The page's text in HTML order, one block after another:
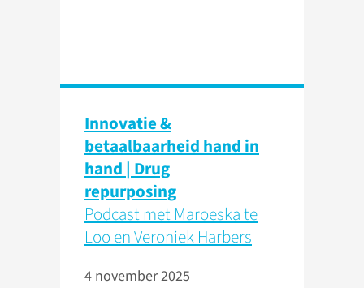
Innovatie &
betaalbaarheid hand in
hand | Drug
repurposing
Podcast met Maroeska te
Loo en Veroniek Harbers
4 november 2025